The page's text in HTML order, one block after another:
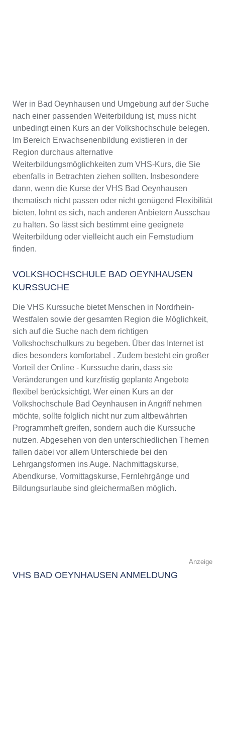
Wer in Bad Oeynhausen und Umgebung auf der Suche
nach einer passenden Weiterbildung ist, muss nicht
unbedingt einen Kurs an der Volkshochschule belegen.
Im Bereich Erwachsenenbildung existieren in der
Region durchaus alternative
Weiterbildungsmöglichkeiten zum VHS-Kurs, die Sie
ebenfalls in Betrachten ziehen sollten. Insbesondere
dann, wenn die Kurse der VHS Bad Oeynhausen
thematisch nicht passen oder nicht genügend Flexibilität
bieten, lohnt es sich, nach anderen Anbietern Ausschau
zu halten. So lässt sich bestimmt eine geeignete
Weiterbildung oder vielleicht auch ein Fernstudium
finden.
VOLKSHOCHSCHULE BAD OEYNHAUSEN
KURSSUCHE
Die VHS Kurssuche bietet Menschen in Nordrhein-
Westfalen sowie der gesamten Region die Möglichkeit,
sich auf die Suche nach dem richtigen
Volkshochschulkurs zu begeben. Über das Internet ist
dies besonders komfortabel . Zudem besteht ein großer
Vorteil der Online - Kurssuche darin, dass sie
Veränderungen und kurzfristig geplante Angebote
flexibel berücksichtigt. Wer einen Kurs an der
Volkshochschule Bad Oeynhausen in Angriff nehmen
möchte, sollte folglich nicht nur zum altbewährten
Programmheft greifen, sondern auch die Kurssuche
nutzen. Abgesehen von den unterschiedlichen Themen
fallen dabei vor allem Unterschiede bei den
Lehrgangsformen ins Auge. Nachmittagskurse,
Abendkurse, Vormittagskurse, Fernlehrgänge und
Bildungsurlaube sind gleichermaßen möglich.
Anzeige
VHS BAD OEYNHAUSEN ANMELDUNG